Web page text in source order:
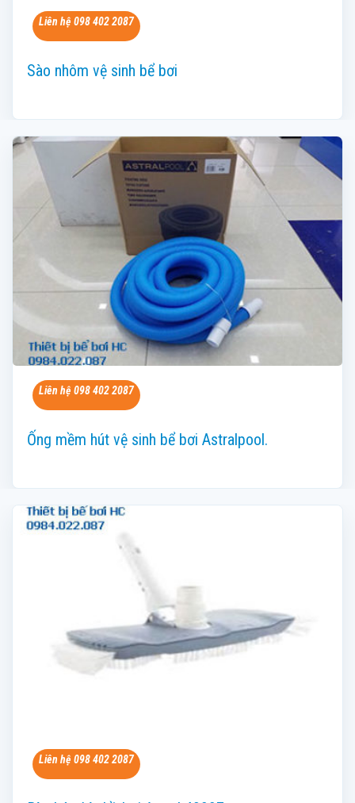
Liên hệ 098 402 2087
Sào nhôm vệ sinh bể bơi
Liên hệ 098 402 2087
Ống mềm hút vệ sinh bể bơi Astralpool.
Liên hệ 098 402 2087